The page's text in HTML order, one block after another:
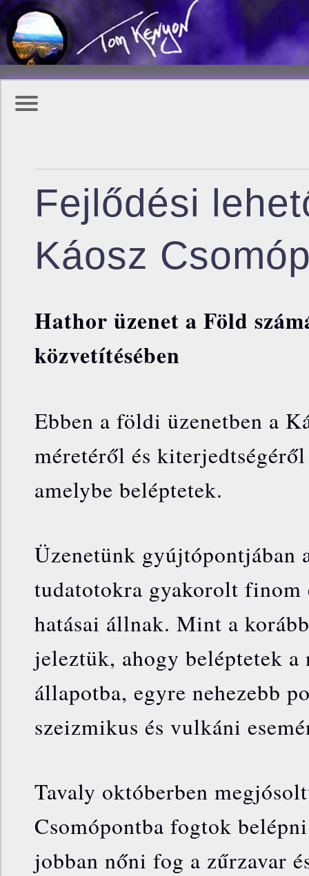
Fejlődési
Káosz
Hathor üzenet a Föld
közvetítésében
Ebben a földi üzenetben a
méretéről és
amelybe beléptetek.
Üzenetünk gyújtópontjában
tudatotokra gyakorolt finom
hatásai állnak. Mint a
jeleztük, ahogy beléptetek
állapotba, egyre nehezebb
szeizmikus és vulkáni
Tavaly októberben
Csomópontba fogtok
jobban nőni fog a zűrzavar